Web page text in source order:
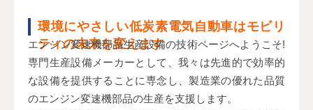
環境にやさしい低炭素電気自動車はモビリ
ティの未来を変えます
エンジン変速機部品生産設備の技術ページへようこそ!
専門生産設備メーカーとして、我々は先進的で効率的
な設備を提供することに専念し、製造業の優れた品質
のエンジン変速機部品の生産を支援します。